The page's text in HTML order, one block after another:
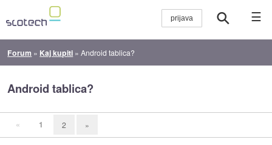
☰
Forum » Kaj kupiti »Android tablica?
Android tablica?
« 1 2 »